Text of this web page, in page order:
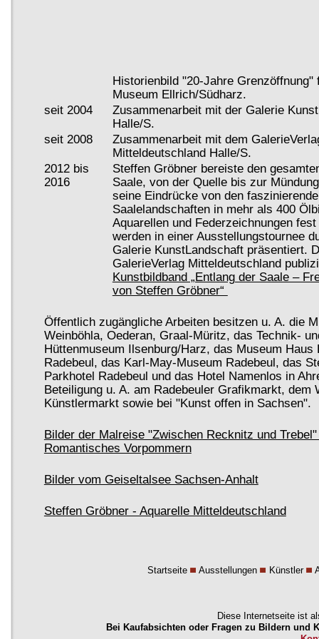
Historienbild "20-Jahre Grenzöffnung"
Museum Ellrich/Südharz.
seit 2004
Zusammenarbeit mit der Galerie
Halle/S.
seit 2008
Zusammenarbeit mit dem
Mitteldeutschland Halle/S.
2012 bis
2016
Steffen Gröbner bereiste den
Saale, von der Quelle bis zur
seine Eindrücke von den
Saalelandschaften in mehr als 400
Aquarellen und Federzeichnungen
werden in einer Ausstellungstournee
Galerie KunstLandschaft präsentiert.
GalerieVerlag Mitteldeutschland
Kunstbildband „Entlang der Saale –
von Steffen Gröbner“
Öffentlich zugängliche Arbeiten besitzen u. A. die
Weinböhla, Oederan, Graal-Müritz, das Technik-
Hüttenmuseum Ilsenburg/Harz, das Museum Haus
Radebeul, das Karl-May-Museum Radebeul, das
Parkhotel Radebeul und das Hotel Namenlos in
Beteiligung u. A. am Radebeuler Grafikmarkt, dem
Künstlermarkt sowie bei "Kunst offen in Sachsen".
Bilder der Malreise "Zwischen Recknitz und
Romantisches Vorpommern
Bilder vom Geiseltalsee Sachsen-Anhalt
Steffen Gröbner - Aquarelle Mitteldeutschland
Startseite Ausstellungen Künstler
Diese Internetseite ist
Bei Kaufabsichten oder Fragen zu Bildern